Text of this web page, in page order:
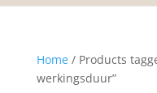
Home/ Products
werkingsduur”